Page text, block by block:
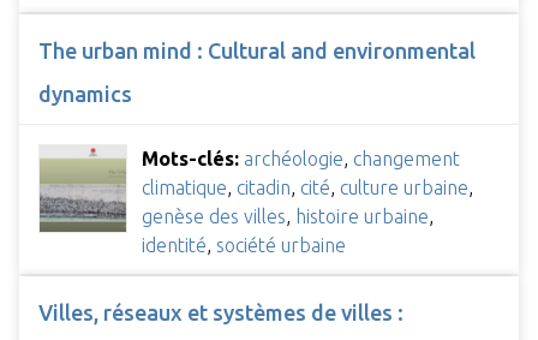
The urban mind : Cultural and environmental
dynamics
Mots-clés: archéologie, changement
climatique, citadin, cité, culture urbaine,
genèse des villes, histoire urbaine,
identité, société urbaine
Villes, réseaux et systèmes de villes :